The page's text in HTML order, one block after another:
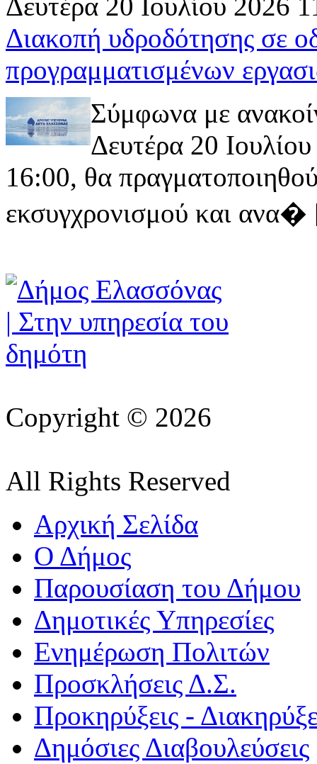
Δευτέρα 20 Ιουλίου 2026
Διακοπή υδροδότησης σε
προγραμματισμένων
Σύμφωνα με
Δευτέρα 20
16:00, θα
εκσυγχρονισμού και
Copyright © 2026
All Rights Reserved
Αρχική Σελίδα
Ο Δήμος
Παρουσίαση του Δήμου
Δημοτικές Υπηρεσίες
Ενημέρωση Πολιτών
Προσκλήσεις Δ.Σ.
Προκηρύξεις -
Δημόσιες Διαβουλεύσεις